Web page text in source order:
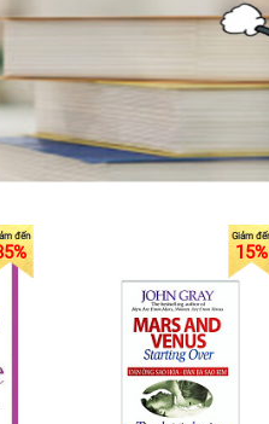
% 15%